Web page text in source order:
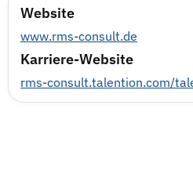
Website
www.rms-consult.de
Karriere-Website
rms-consult.talention.com/